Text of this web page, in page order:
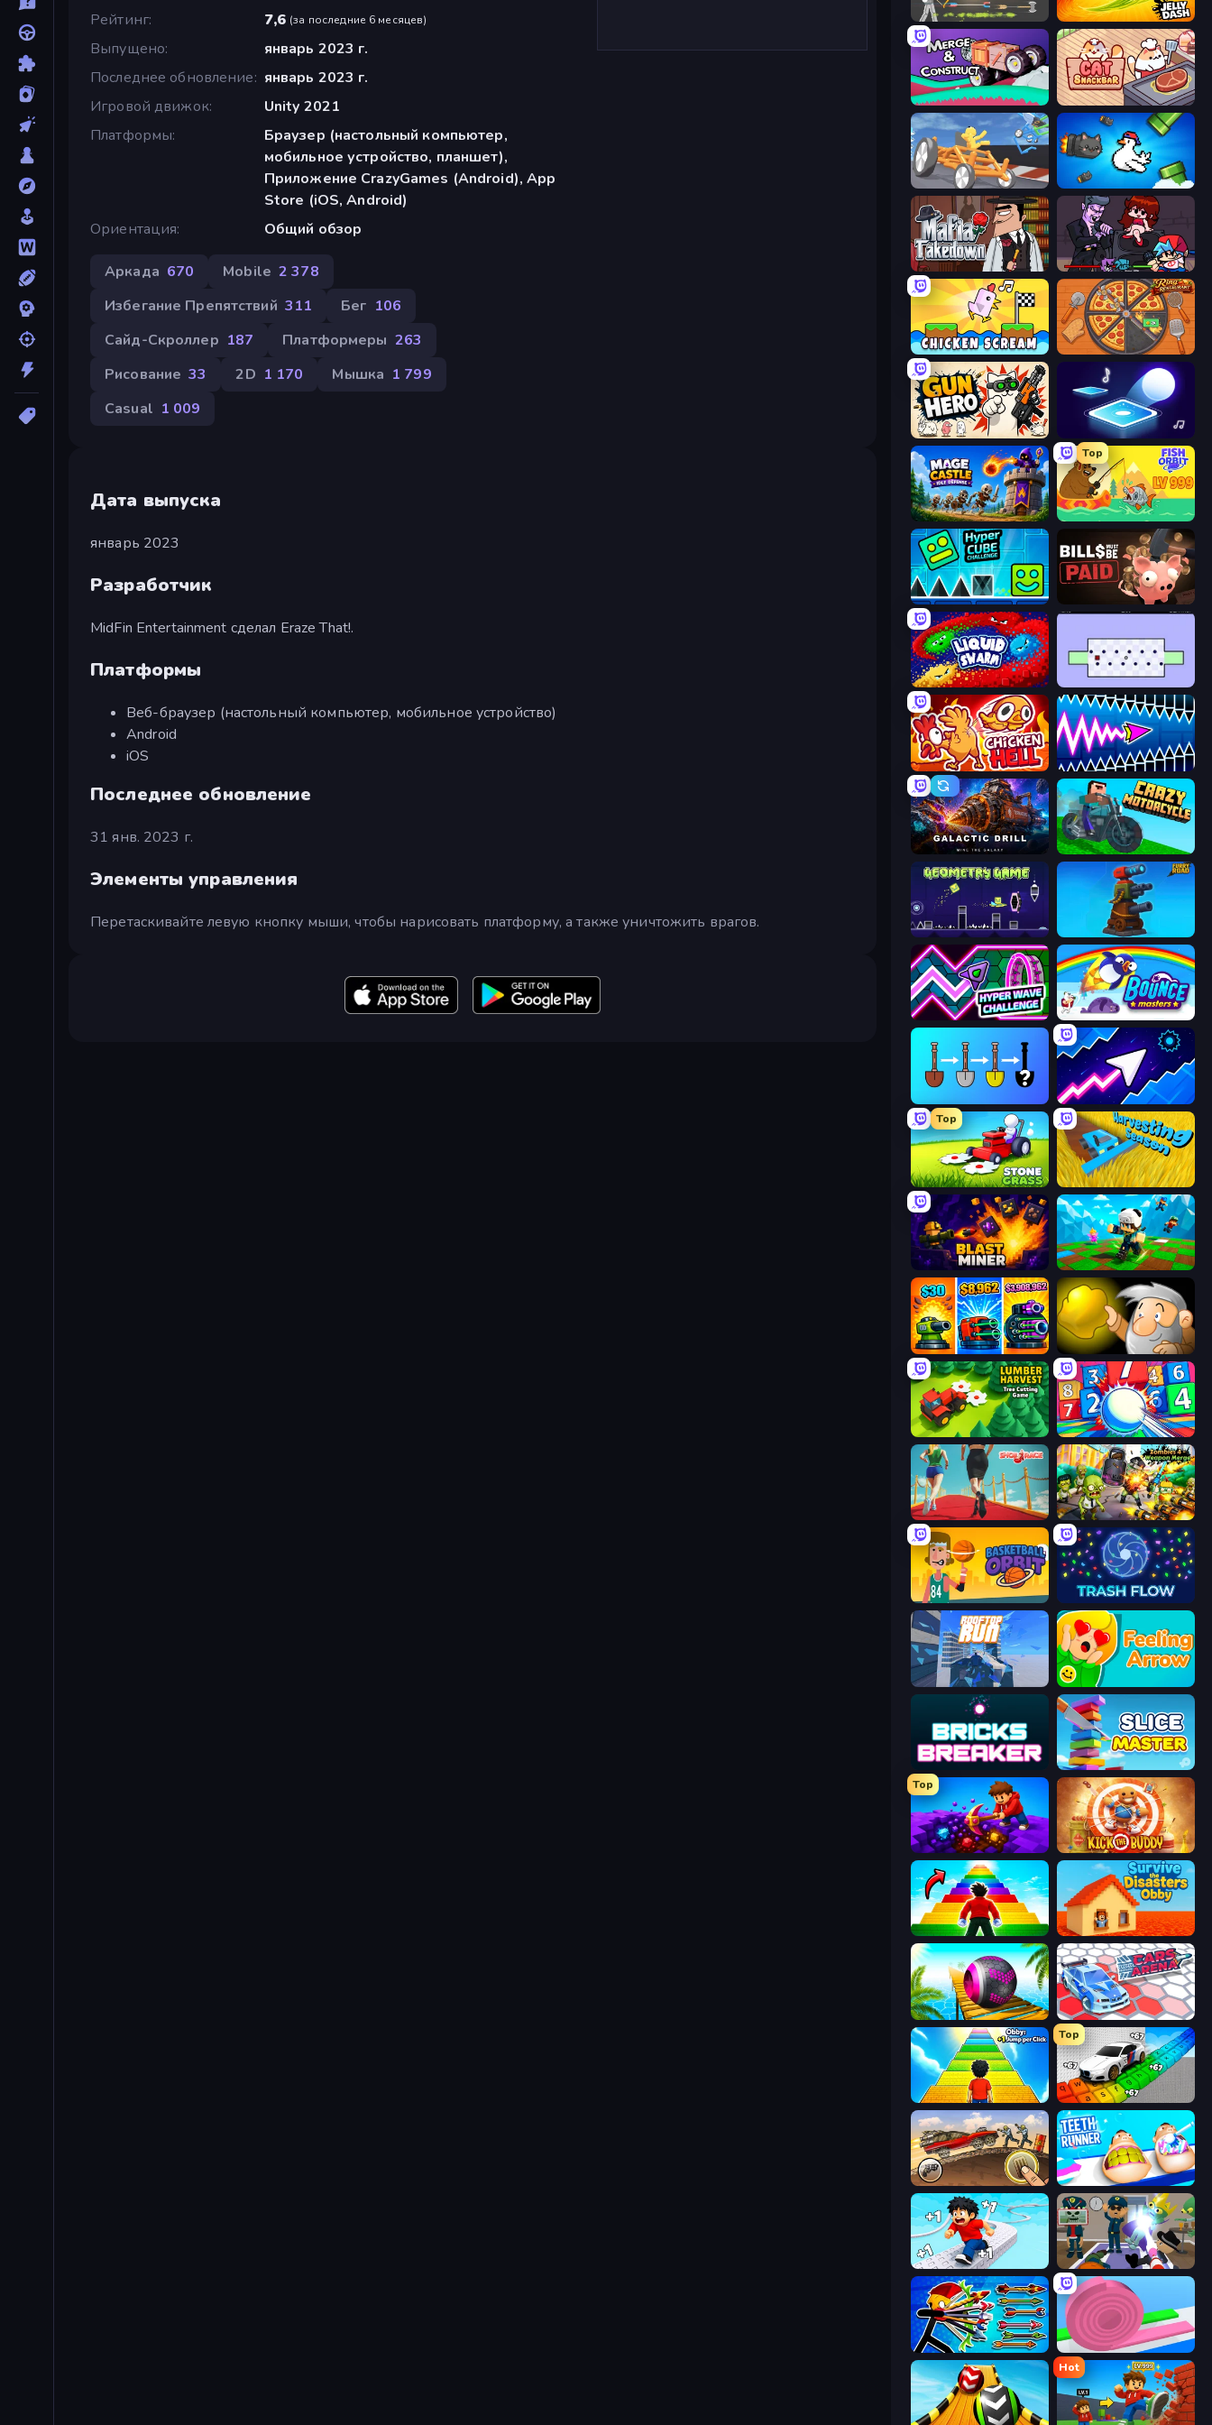
Рейтинг
7,6 (за последние 6 месяцев)
Выпущено
январь 2023 г.
Последнее обновление
январь 2023 г.
Игровой движок
Unity 2021
Платформы
Браузер (настольный компьютер,
мобильное устройство, планшет),
Приложение CrazyGames (Android), App
Store (iOS, Android)
Ориентация
Общий обзор
Аркада 670 Mobile 2 378
Избегание Препятствий 311 Бег 106
Сайд-Скроллер 187 Платформеры 263
Рисование 33 2D 1 170 Мышка 1 799
Casual 1 009
Дата выпуска
январь 2023
Разработчик
MidFin Entertainment сделал Eraze That!.
Платформы
Веб-браузер (настольный компьютер, мобильное устройство)
Android
iOS
Последнее обновление
31 янв. 2023 г.
Элементы управления
Перетаскивайте левую кнопку мыши, чтобы нарисовать платформу, а также уничтожить врагов.
Ragdoll Archers Jelly Dash
Merge & Construct Cat Snack Bar
Draw Crash Race Honk
Mafia Takedown Friday Night Funkin'
Chicken Scream Ring Restaurant
Gun Hero: Cat Survival Tile Jumper 3D
Mage Castle Idle Defense
Top
Fish Orbit
Hyper Cube Challenge Bills Must Be Paid
Liquid Swarm
Chicken Hell Wave Dash: Geometry Arrow
Galactic Drill Crazy Motorcycle
Geometry Game Furry Road
Hyper Wave Challenge Bouncemasters
Space Waves
Top
Stone Grass: Mowing Simulator Harvesting Season
Blast Miner Robby: Many Games
Pumpkin Defense: Merge Cannon Gold Miner
Lumber Harvest: Tree Cutting Game Entropy
Shoe Race Zombies 4 Weapon Merge
Basketball Orbit Trash Flow
Rooftop Run Feeling Arrow
Bricks Breaker Slice Master
Top
Obby: Dig Down Kick the Buddy
Obby Highest Jump Ever Survive the Disasters: Obby
Rolling Balls Sea Race Cars Arena
Obby: +1 Jump per Click
Top
Earn to Die: Zombie Ride Teeth Runner
Speed per Click: Obby Find The Alien
Archer Ragdoll Masters Layers Roll
Hot